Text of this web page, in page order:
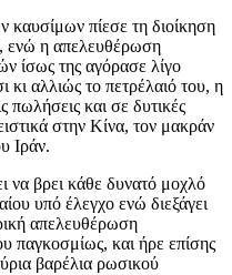
καυσίμων πίεσε τη διοίκηση
ενώ η απελευθέρωση
ίσως της αγόρασε λίγο
κι αλλιώς το πετρέλαιό του, η
πωλήσεις και σε δυτικές
στην Κίνα, τον μακράν
Ιράν.
να βρει κάθε δυνατό μοχλό
υπό έλεγχο ενώ διεξάγει
απελευθέρωση
παγκοσμίως, και ήρε επίσης
βαρέλια ρωσικού